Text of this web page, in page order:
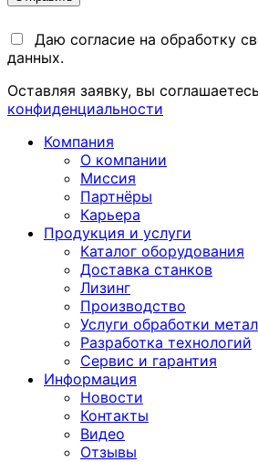
Даю согласие на обработку
данных.
Оставляя заявку, вы
конфиденциальности
Компания
О компании
Миссия
Партнёры
Карьера
Продукция и услуги
Каталог оборудования
Доставка станков
Лизинг
Производство
Услуги обработки
Разработка технологий
Сервис и гарантия
Информация
Новости
Контакты
Видео
Отзывы